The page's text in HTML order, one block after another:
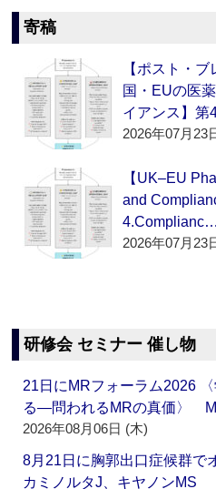
寄稿
【ポスト・
国・EUの医
イアンス】
2026年07月23
【UK–EU
and
4.Complianc…
2026年07月23
研修会 セミナー 催し物
21日にMRフォーラム2026
る―問われるMRの真価〉
2026年08月06日 (木)
8月21日に胸郭出口症候群
カミノルタJ、キヤノンMS